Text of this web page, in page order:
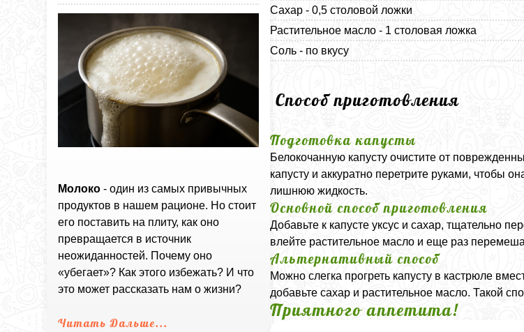
Молоко - один из самых привычных
продуктов в нашем рационе. Но стоит
его поставить на плиту, как оно
превращается в источник
неожиданностей. Почему оно
«убегает»? Как этого избежать? И что
это может рассказать нам о жизни?
Читать Дальше...
Сахар - 0,5 столовой ложки
Растительное масло - 1 столовая ложка
Соль - по вкусу
Способ приготовления
Подготовка капусты
Белокочанную капусту очистите от
капусту и аккуратно перетрите руками, чтобы
лишнюю жидкость.
Основной способ приготовления
Добавьте к капусте уксус и сахар, тщательно
влейте растительное масло и еще раз
Альтернативный способ
Можно слегка прогреть капусту в кастрюле
добавьте сахар и растительное масло. Такой
Приятного аппетита!